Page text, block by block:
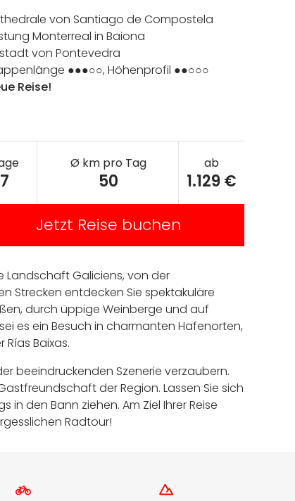
von Santiago de Compostela
Monterreal in Baiona
von Pontevedra
●●●○○, Höhenprofil ●●○○○
Reise!
7
Ø km pro Tag
50
ab
1.129 €
Jetzt Reise buchen
Landschaft Galiciens, von der
Strecken entdecken Sie spektakuläre
durch üppige Weinberge und auf
es ein Besuch in charmanten Hafenorten,
Baixas.
beeindruckenden Szenerie verzaubern.
der Region. Lassen Sie sich
den Bann ziehen. Am Ziel Ihrer Reise
Radtour!